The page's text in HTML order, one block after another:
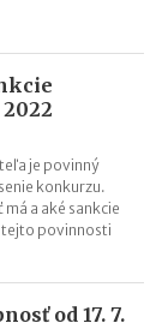
a čo musí
2022
je povinný
konkurzu.
a aké sankcie
tejto povinnosti
od 17. 7.